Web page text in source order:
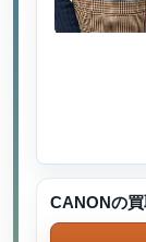
CANONの